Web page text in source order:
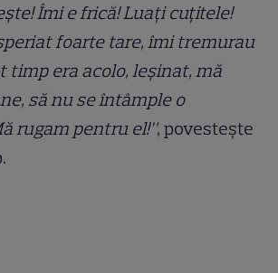
Îmi e frică! Luați cuțitele!
foarte tare, îmi tremurau
timp era acolo, leșinat, mă
să nu se întâmple o
rugam pentru el!”, povestește